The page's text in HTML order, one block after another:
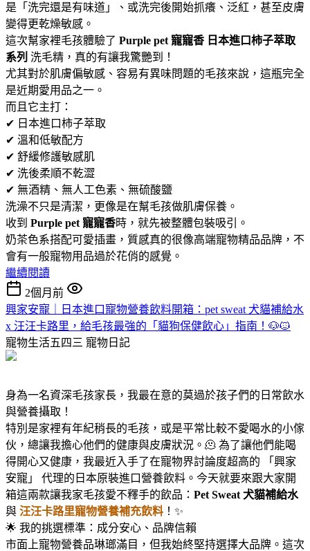
是「洗完還是有味道」、或洗完後開始抓癢、泛紅，甚至皮膚
變得更乾燥敏感。
這次幫家裡毛孩體驗了 Purple pet 寵寵香 日本進口柿子萃取
系列 洗毛精，真的有讓我驚艷到！
尤其對於肌膚偏敏感、容易有異味問題的毛孩來說，這瓶完全
是近期愛用品之一。
而且它主打：
✔ 日本進口柿子萃取
✔ 溫和低敏配方
✔ 舒緩修護敏感肌
✔ 洗後柔順不乾澀
✔ 無酒精、無人工色素、無硫酸鹽
洗澡不只是清潔，更像是在幫毛孩做肌膚保養。
收到 Purple pet 寵寵香時，就先被整體包裝吸引。
奶茶色系搭配可愛插畫，質感真的很像高端寵物精品品牌，不
會有一般寵物用品過於花俏的感覺。
繼續閱讀
2個月前
興家安寵｜日本進口寵物營養飲料開箱：pet sweat 犬貓補給水
x 汪汪卡路里，給毛孩最強的「貓狗保健飲心」指南！🐶🐱
寵物生活五四三 寵物日記
身為一名資深毛孩家長，我最在意的莫過於孩子們的日常飲水
與營養攝取！
特別是家裡有年紀稍長的毛孩，或是平常比較不愛喝水的小傢
伙，總讓我擔心他們的健康與皮膚狀況。🫠 為了讓他們能喝
得開心又健康，我最近入手了在寵物界討論度超高的 「興家
安寵」 代理的日本原裝進口營養飲料。今天就要來跟大家開
箱這兩款讓我家毛孩愛不釋手的飲品： Pet Sweat 犬貓補給水
與 汪汪卡路里寵物營養補充飲料 ！✨
🌟 我的挑選標準：成分安心、品牌信賴
市面上寵物營養品琳瑯滿目，但我始終堅持選擇大品牌。這次